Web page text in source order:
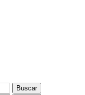
Buscar